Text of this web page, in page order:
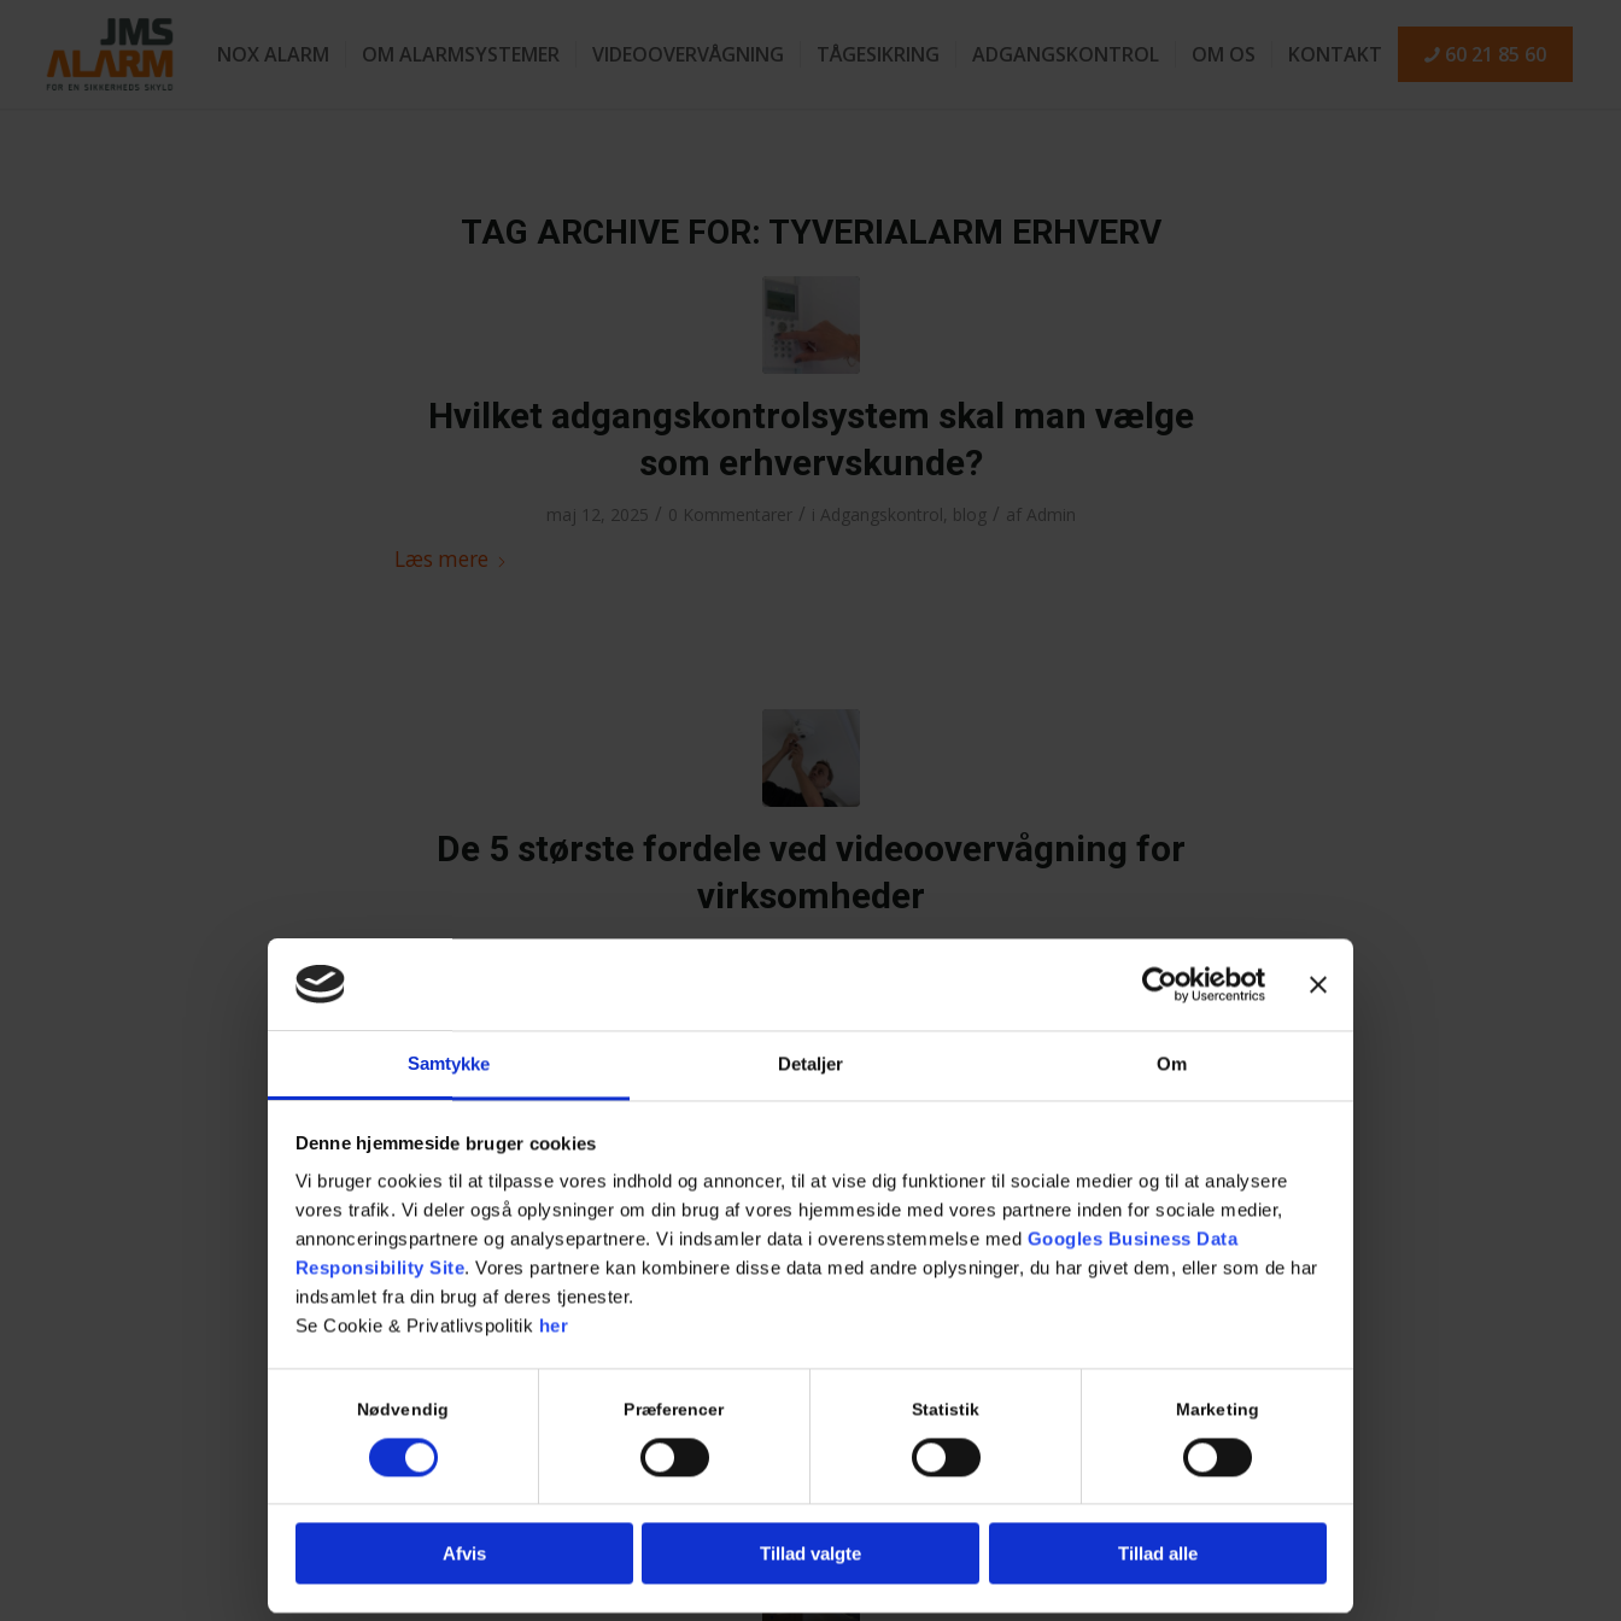
Samtykke Detaljer Om
Denne hjemmeside bruger cookies
Vi bruger cookies til at tilpasse vores indhold og annoncer, til at vise dig funktioner til sociale medier og til at analysere
vores trafik. Vi deler også oplysninger om din brug af vores hjemmeside med vores partnere inden for sociale medier,
annonceringspartnere og analysepartnere. Vi indsamler data i overensstemmelse med Googles Business Data
Responsibility Site. Vores partnere kan kombinere disse data med andre oplysninger, du har givet dem, eller som de har
indsamlet fra din brug af deres tjenester.
Se Cookie & Privatlivspolitik her
Nødvendig Præferencer Statistik Marketing
Afvis Tillad valgte Tillad alle
NOX ALARM OM ALARMSYSTEMER VIDEOOVERVÅGNING TÅGESIKRING ADGANGSKONTROL OM OS KONTAKT 60 21 85 60
TAG ARCHIVE FOR: TYVERIALARM ERHVERV
Hvilket adgangskontrolsystem skal man vælge
som erhvervskunde?
maj 12, 2025 / 0 Kommentarer / i Adgangskontrol, blog / af Admin
Læs mere
De 5 største fordele ved videoovervågning for
virksomheder
april 14, 2025 / 0 Kommentarer / iblog / afAdmin
Hvad er ADK anlæg?
Læs mere